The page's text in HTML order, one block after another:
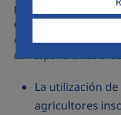
posibilidad de
establecidos, a una
Ambientales del
correspondientes a
La utilización
agricultores